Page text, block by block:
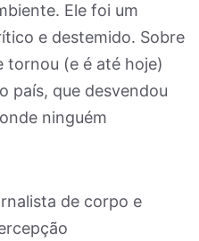
Ele foi um
e destemido. Sobre
tornou (e é até hoje)
país, que desvendou
ninguém
de corpo e